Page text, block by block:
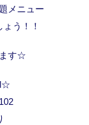
メニュー
う！！
す☆